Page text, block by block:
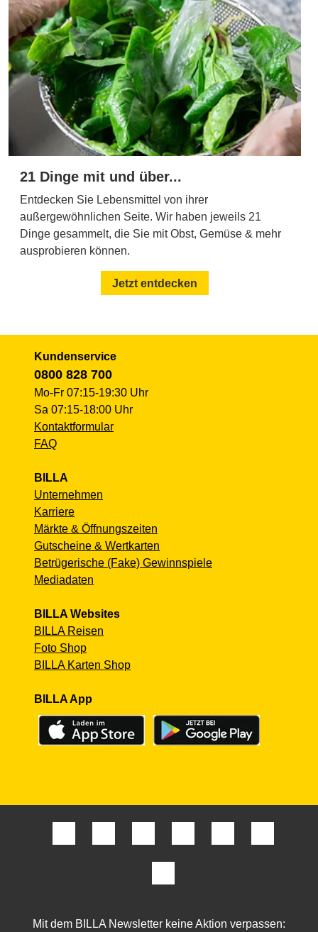
21 Dinge mit und über...
Entdecken Sie Lebensmittel von ihrer
außergewöhnlichen Seite. Wir haben jeweils 21
Dinge gesammelt, die Sie mit Obst, Gemüse & mehr
ausprobieren können.
Jetzt entdecken
Kundenservice
0800 828 700
Mo-Fr 07:15-19:30 Uhr
Sa 07:15-18:00 Uhr
Kontaktformular
FAQ
BILLA
Unternehmen
Karriere
Märkte & Öffnungszeiten
Gutscheine & Wertkarten
Betrügerische (Fake) Gewinnspiele
Mediadaten
BILLA Websites
BILLA Reisen
Foto Shop
BILLA Karten Shop
BILLA App
Mit dem BILLA Newsletter keine Aktion verpassen: